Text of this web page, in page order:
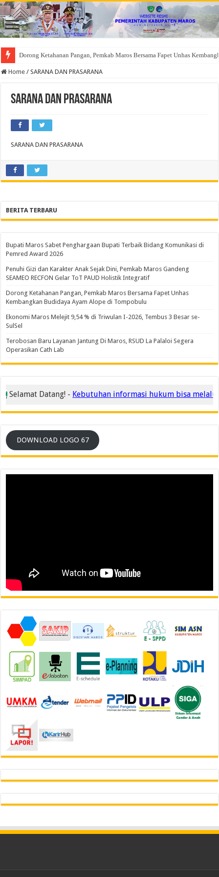
Dorong Ketahanan Pangan, Pemkab Maros Bersama Fapet Unhas
Home / SARANA DAN PRASARANA
SARANA DAN PRASARANA
SARANA DAN PRASARANA
BERITA TERBARU
Bupati Maros Sabet Penghargaan Bupati Terbaik Bidang Komunikasi di
Pemred Award 2026
Penuhi Gizi dan Karakter Anak Sejak Dini, Pemkab Maros Gandeng
SEAMEO RECFON Gelar ToT PAUD Holistik Integratif
Dorong Ketahanan Pangan, Pemkab Maros Bersama Fapet Unhas
Kembangkan Budidaya Ayam Alope di Tompobulu
Ekonomi Maros Melejit 9,54 % di Triwulan I-2026, Tembus 3 Besar se-
SulSel
Terobosan Baru Layanan Jantung Di Maros, RSUD La Palaloi Segera
Operasikan Cath Lab
Selamat Datang! - Kebutuhan informasi hukum bisa melalui
DOWNLOAD LOGO 67